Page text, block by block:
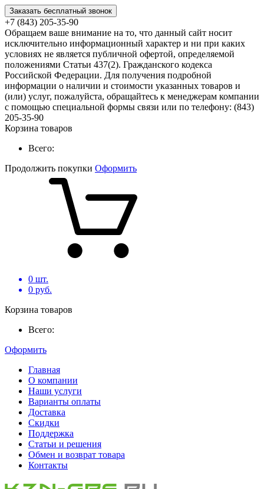
Заказать бесплатный звонок
+7 (843) 205-35-90
Обращаем ваше внимание на то, что данный сайт носит
исключительно информационный характер и ни при каких
условиях не является публичной офертой, определяемой
положениями Статьи 437(2). Гражданского кодекса
Российской Федерации. Для получения подробной
информации о наличии и стоимости указанных товаров и
(или) услуг, пожалуйста, обращайтесь к менеджерам компании
с помощью специальной формы связи или по телефону: (843)
205-35-90
Корзина товаров
Всего:
Продолжить покупки Оформить
0 шт.
0 руб.
Корзина товаров
Всего:
Оформить
Главная
О компании
Наши услуги
Варианты оплаты
Доставка
Скидки
Поддержка
Статьи и решения
Обмен и возврат товара
Контакты